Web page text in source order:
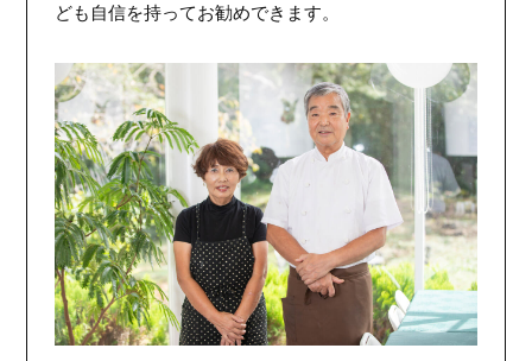
ども自信を持ってお勧めできます。